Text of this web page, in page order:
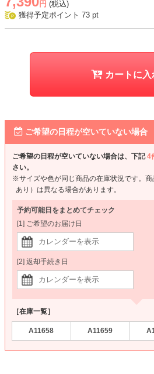
円 (税込)
獲得予定ポイント 73 pt
カートに入
ご希望の日程が空いていない場合
ご希望の日程が空いていない場合は、下記4
さい。
※サイズや色が同じ商品の在庫状況です。
あり）は異なる場合があります。
予約可能日をまとめてチェック
[1] ご希望のお届け日
[2] 返却手続き日
［在庫一覧］
A11658 A11659